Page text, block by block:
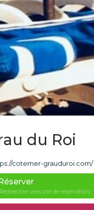
du Roi
cotemer-grauduroi.com/
Réserver
vers site de réservation)